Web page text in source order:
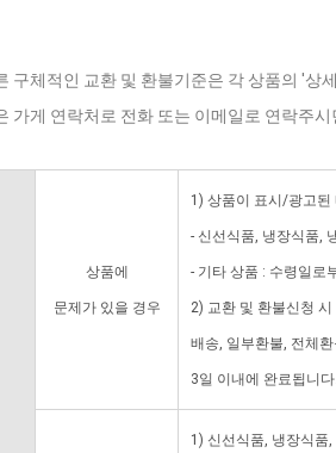
구체적인 교환 및 환불기준은 각 상품의 '상
가게 연락처로 전화 또는 이메일로 연락주
상품에
문제가 있을 경우
1) 상품이 표시/광고된
- 신선식품, 냉장식품,
- 기타 상품 : 수령일로
2) 교환 및 환불신청
배송, 일부환불, 전체
3일 이내에 완료됩니
1) 신선식품, 냉장식품